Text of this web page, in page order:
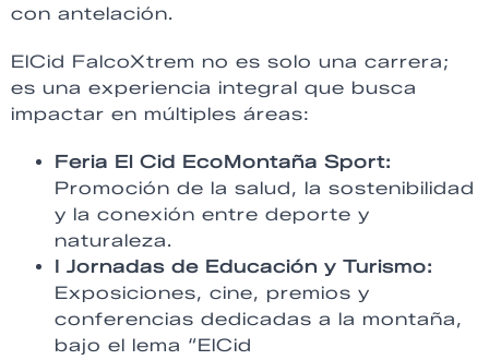
con antelación.
ElCid FalcoXtrem no es solo una carrera;
es una experiencia integral que busca
impactar en múltiples áreas:
Feria El Cid EcoMontaña Sport:
Promoción de la salud, la sostenibilidad
y la conexión entre deporte y
naturaleza.
I Jornadas de Educación y Turismo:
Exposiciones, cine, premios y
conferencias dedicadas a la montaña,
bajo el lema “ElCid